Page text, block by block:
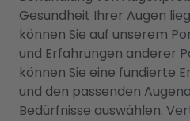
Gesundheit Ihrer Augen
können Sie auf unserem
und Erfahrungen anderer
können Sie eine fundierte
und den passenden
Bedürfnisse auswählen.